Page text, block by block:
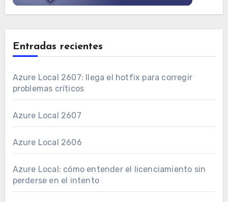
Entradas recientes
Azure Local 2607: llega el hotfix para corregir
problemas críticos
Azure Local 2607
Azure Local 2606
Azure Local: cómo entender el licenciamiento sin
perderse en el intento